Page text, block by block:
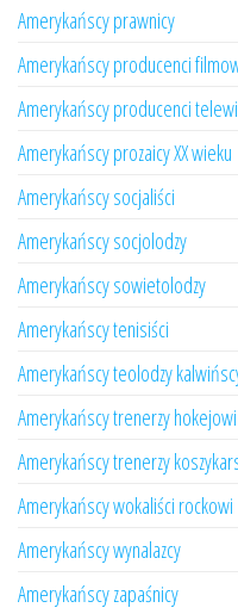
Amerykańscy prawnicy
Amerykańscy producenci
Amerykańscy producenci
Amerykańscy prozaicy XX wieku
Amerykańscy socjaliści
Amerykańscy socjolodzy
Amerykańscy sowietolodzy
Amerykańscy tenisiści
Amerykańscy teolodzy
Amerykańscy trenerzy hokejowi
Amerykańscy trenerzy
Amerykańscy wokaliści rockowi
Amerykańscy wynalazcy
Amerykańscy zapaśnicy